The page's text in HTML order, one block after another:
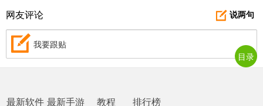
说两句
网友评论
我要跟贴
最新软件 最新手游 教程 排行榜
目录